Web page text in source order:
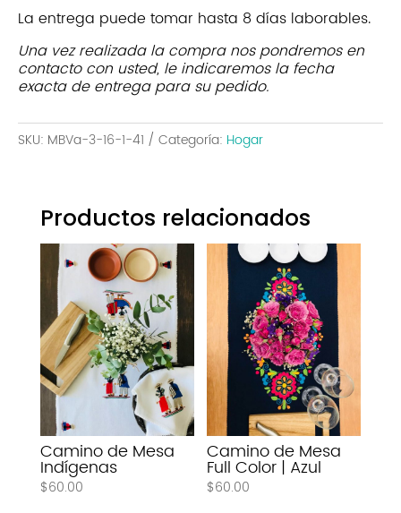
La entrega puede tomar hasta 8 días laborables.
Una vez realizada la compra nos pondremos en
contacto con usted, le indicaremos la fecha
exacta de entrega para su pedido.
SKU: MBVa-3-16-1-41 Categoría: Hogar
Productos relacionados
Camino de Mesa
Indígenas
$60.00
Camino de Mesa
Full Color | Azul
$60.00